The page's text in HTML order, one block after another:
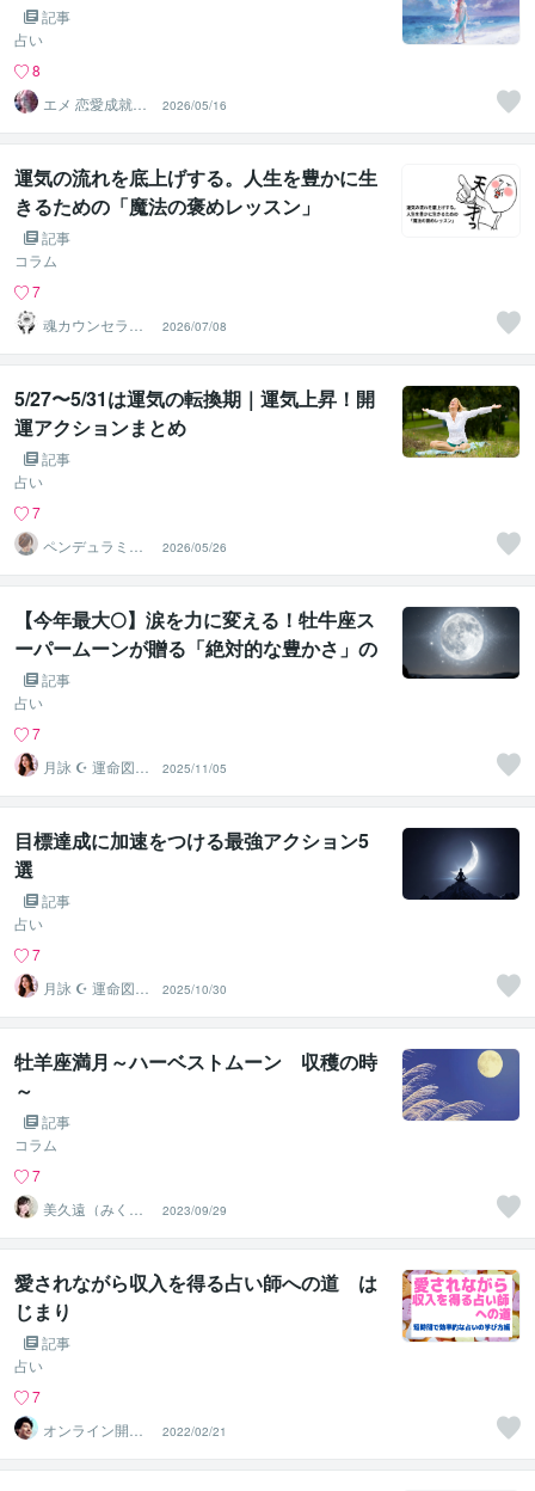
記事
占い
8
エメ 恋愛成就ナ
ビゲーター
2026/05/16
運気の流れを底上げする。人生を豊かに生
きるための「魔法の褒めレッスン」
記事
コラム
7
魂カウンセラー
✨ あきほ（aki
ho）
2026/07/08
5/27〜5/31は運気の転換期｜運気上昇！開
運アクションまとめ
記事
占い
7
ペンデュラミス
ト・ローレン
2026/05/26
【今年最大🌕】涙を力に変える！牡牛座ス
ーパームーンが贈る「絶対的な豊かさ」の
掴み方
記事
占い
7
月詠 ☪︎ 運命図書
館の司書
2025/11/05
目標達成に加速をつける最強アクション5
選
記事
占い
7
月詠 ☪︎ 運命図書
館の司書
2025/10/30
牡羊座満月～ハーベストムーン 収穫の時
～
記事
コラム
7
美久遠（みくお
ん）
2023/09/29
愛されながら収入を得る占い師への道 は
じまり
記事
占い
7
オンライン開運
ビジネスアドバ
イザー＠志念
2022/02/21